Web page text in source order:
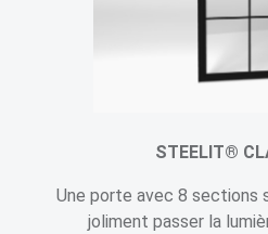
STEELIT®
Une porte avec 8 sections
joliment passer la